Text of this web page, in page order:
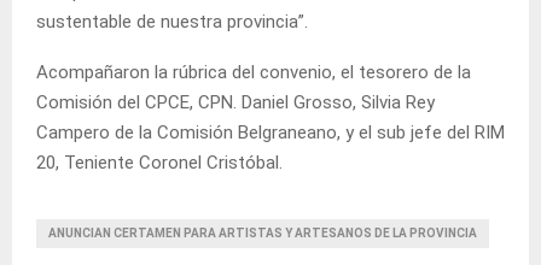
sustentable de nuestra provincia”.
Acompañaron la rúbrica del convenio, el tesorero de la
Comisión del CPCE, CPN. Daniel Grosso, Silvia Rey
Campero de la Comisión Belgraneano, y el sub jefe del RIM
20, Teniente Coronel Cristóbal.
ANUNCIAN CERTAMEN PARA ARTISTAS Y ARTESANOS DE LA PROVINCIA